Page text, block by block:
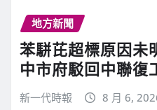
地方新聞
苯駢芘超標原因未
中市府駁回中聯復
新一代時報 8 月 6,